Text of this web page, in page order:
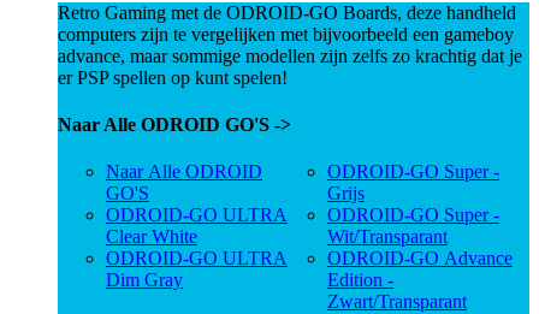
Retro Gaming met de ODROID-GO Boards, deze handheld
computers zijn te vergelijken met bijvoorbeeld een gameboy
advance, maar sommige modellen zijn zelfs zo krachtig dat je
er PSP spellen op kunt spelen!
Naar Alle ODROID GO'S ->
Naar Alle ODROID
GO'S
ODROID-GO ULTRA
Clear White
ODROID-GO ULTRA
Dim Gray
ODROID-GO Super -
Grijs
ODROID-GO Super -
Wit/Transparant
ODROID-GO Advance
Edition -
Zwart/Transparant